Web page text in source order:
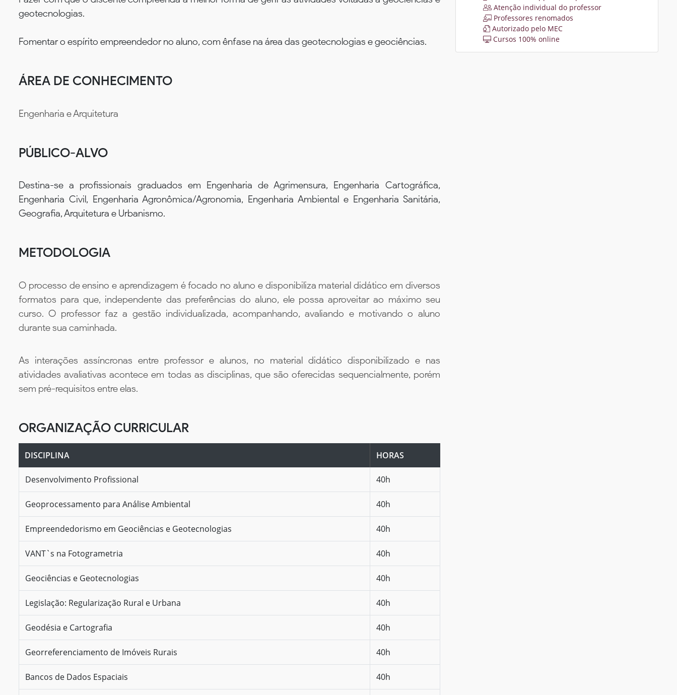
geotecnologias.
Fomentar o espírito empreendedor no aluno, com ênfase na área das geotecnologias e geociências.
ÁREA DE CONHECIMENTO
Engenharia e Arquitetura
PÚBLICO-ALVO
Destina-se a profissionais graduados em Engenharia de Agrimensura, Engenharia Cartográfica,
Engenharia Civil, Engenharia Agronômica/Agronomia, Engenharia Ambiental e Engenharia Sanitária,
Geografia, Arquitetura e Urbanismo.
METODOLOGIA
O processo de ensino e aprendizagem é focado no aluno e disponibiliza material didático em diversos
formatos para que, independente das preferências do aluno, ele possa aproveitar ao máximo seu
curso. O professor faz a gestão individualizada, acompanhando, avaliando e motivando o aluno
durante sua caminhada.
As interações assíncronas entre professor e alunos, no material didático disponibilizado e nas
atividades avaliativas acontece em todas as disciplinas, que são oferecidas sequencialmente, porém
sem pré-requisitos entre elas.
ORGANIZAÇÃO CURRICULAR
DISCIPLINA HORAS
Desenvolvimento Profissional 40h
Geoprocessamento para Análise Ambiental 40h
Empreendedorismo em Geociências e Geotecnologias 40h
VANT`s na Fotogrametria 40h
Geociências e Geotecnologias 40h
Legislação: Regularização Rural e Urbana 40h
Geodésia e Cartografia 40h
Georreferenciamento de Imóveis Rurais 40h
Bancos de Dados Espaciais 40h
Atenção individual do professor
Professores renomados
Autorizado pelo MEC
Cursos 100% online